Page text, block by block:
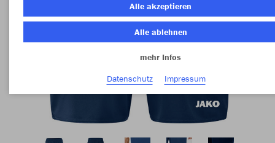
Alle akzeptieren
Alle ablehnen
mehr Infos
Datenschutz
Impressum